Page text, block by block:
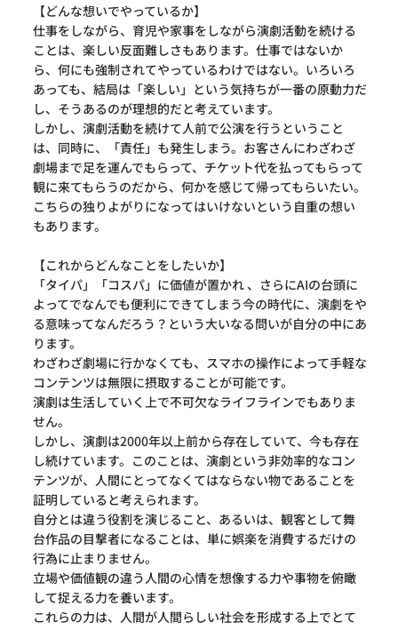
【どんな想いでやっているか】
仕事をしながら、育児や家事をしながら演劇活動を続ける
ことは、楽しい反面難しさもあります。仕事ではないか
ら、何にも強制されてやっているわけではない。いろいろ
あっても、結局は「楽しい」という気持ちが一番の原動力だ
し、そうあるのが理想的だと考えています。
しかし、演劇活動を続けて人前で公演を行うということ
は、同時に、「責任」も発生しまう。お客さんにわざわざ
劇場まで足を運んでもらって、チケット代を払ってもらって
観に来てもらうのだから、何かを感じて帰ってもらいたい。
こちらの独りよがりになってはいけないという自重の想い
もあります。
【これからどんなことをしたいか】
「タイパ」「コスパ」に価値が置かれ 、さらにAIの台頭に
よってでなんでも便利にできてしまう今の時代に、演劇をや
る意味ってなんだろう？という大いなる問いが自分の中にあ
ります。
わざわざ劇場に行かなくても、スマホの操作によって手軽な
コンテンツは無限に摂取することが可能です。
演劇は生活していく上で不可欠なライフラインでもありま
せん。
しかし、演劇は2000年以上前から存在していて、今も存在
し続けています。このことは、演劇という非効率的なコン
テンツが、人間にとってなくてはならない物であることを
証明していると考えられます。
自分とは違う役割を演じること、あるいは、観客として舞
台作品の目撃者になることは、単に娯楽を消費するだけの
行為に止まりません。
立場や価値観の違う人間の心情を想像する力や事物を俯瞰
して捉える力を養います。
これらの力は、人間が人間らしい社会を形成する上でとて